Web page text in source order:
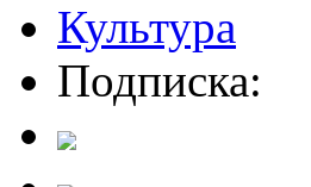
Культура
Подписка: